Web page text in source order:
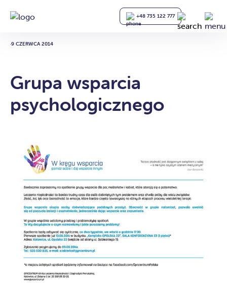
+48 735 122 777
·9 CZERWCA 2014
Grupa wsparcia
psychologicznego